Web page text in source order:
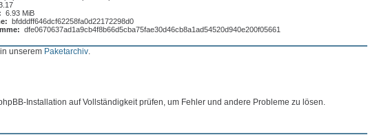
6.93 MiB
bfdddff646dcf62258fa0d22172298d0
dfe0670637ad1a9cb4f8b66d5cba75fae30d46cb8a1ad54520d940e200f05661
unserem Paketarchiv
Installation auf Vollständigkeit prüfen, um Fehler und andere Probleme zu lösen.